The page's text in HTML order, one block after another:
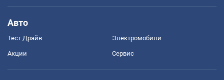
Авто
Тест Драйв Электромобили
Акции Сервис